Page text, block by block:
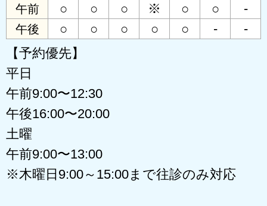
午前
○ ○ ○ ※ ○ ○ -
午後 ○ ○ ○ ○ ○ -
-
【予約優先】
平日
午前9:00〜12:30
午後16:00〜20:00
土曜
午前9:00〜13:00
※木曜日9:00～15:00まで往診のみ対応